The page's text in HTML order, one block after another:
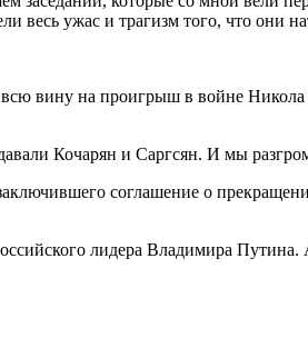
весь ужас и трагизм того, что они
всю вину на проигрыш в войне
Кочарян и Саргсян. И мы
соглашение о
лидера Владимира